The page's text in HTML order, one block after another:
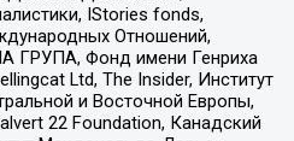
IStories fonds,
Отношений,
Фонд имени Генриха
Ltd, The Insider, Институт
и Восточной Европы,
22 Foundation, Канадский